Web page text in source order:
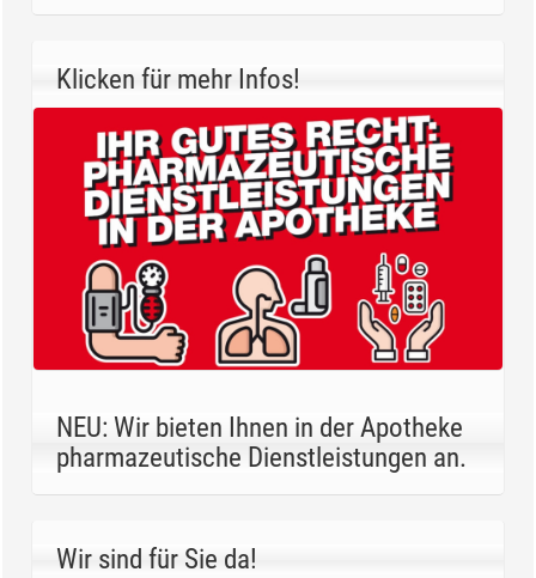
Klicken für mehr Infos!
NEU: Wir bieten Ihnen in der Apotheke
pharmazeutische Dienstleistungen an.
Wir sind für Sie da!